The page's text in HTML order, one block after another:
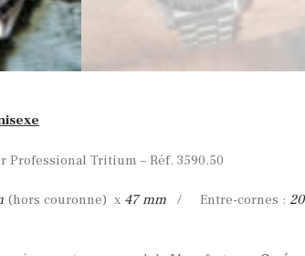
Professional Tritium – Réf. 3590.50
(hors couronne) x 47 mm / Entre-cornes : 20